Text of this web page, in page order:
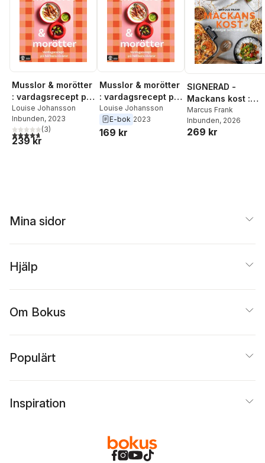
Musslor & morötter
: vardagsrecept på
hållbara råvaror
Louise Johansson
Inbunden, 2023
4,7utav 5 stjärnor. Totalt antal röster:
(3)
239 kr
Musslor & morötter
: vardagsrecept på
hållbara råvaror
Louise Johansson
E-bok 2023
169 kr
SIGNERAD -
Mackans kost :
Middagar och
matlådor
Marcus Frank
Inbunden, 2026
269 kr
Mina sidor
Hjälp
Om Bokus
Populärt
Inspiration